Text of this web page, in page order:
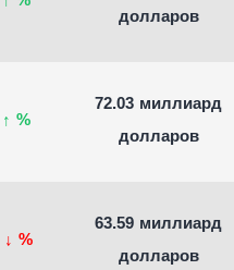
долларов
↑ %
72.03 миллиард
долларов
↓ %
63.59 миллиард
долларов